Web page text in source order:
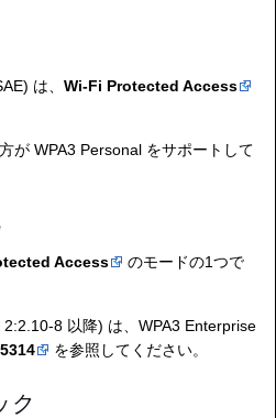
は、 Wi-Fi Protected Access
が WPA3 Personal をサポートして
Access
のモードの1つで
8 以降) は、WPA3 Enterprise
を参照してください。
ク